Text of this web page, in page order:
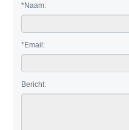
*Naam:
*Email:
Bericht: